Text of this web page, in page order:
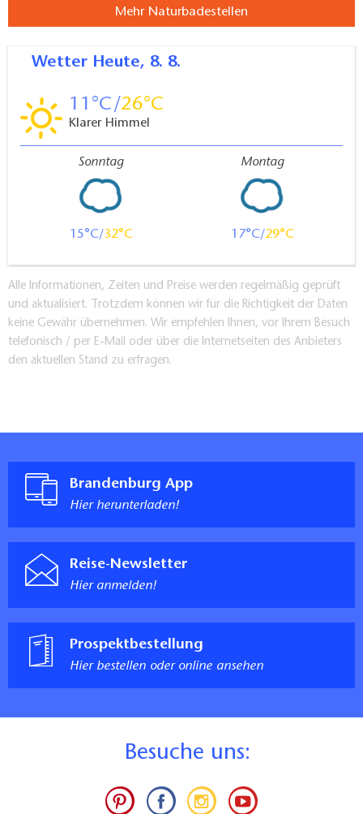
Mehr Naturbadestellen
Wetter Heute, 8. 8.
11 26
Klarer Himmel
Sonntag
15 32
Montag
17 29
Alle Informationen, Zeiten und Preise werden regelmäßig geprüft
und aktualisiert. Trotzdem können wir für die Richtigkeit der Daten
keine Gewähr übernehmen. Wir empfehlen Ihnen, vor Ihrem Besuch
telefonisch / per E-Mail oder über die Internetseiten des Anbieters
den aktuellen Stand zu erfragen.
Brandenburg App
Hier herunterladen!
Reise-Newsletter
Hier anmelden!
Prospektbestellung
Hier bestellen oder online ansehen
Besuche uns: